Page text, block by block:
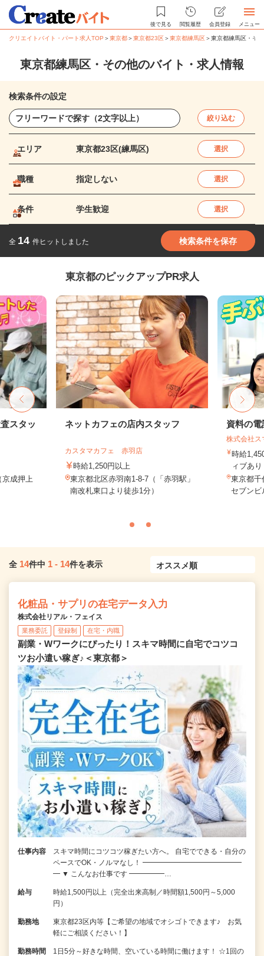
後で見る 閲覧履歴 会員登録 メニュー
クリエイトバイト・パート求人TOP ＞東京都＞東京都23区＞東京都練馬区＞東京都練馬区・そ
東京都練馬区・その他のバイト・求人情報
検索条件の設定
絞り込む
エリア 東京都23区(練馬区) 選択
職種 指定しない 選択
条件 学生歓迎 選択
全 14 件ヒットしました 検索条件を保存
東京都のピックアップPR求人
スタッ
京成押上
ネットカフェの店内スタッフ
カスタマカフェ 赤羽店
時給1,250円以上
東京都北区赤羽南1-8-7（「赤羽駅」
南改札東口より徒歩1分）
資料の
株式会社ス
時給
ィブあ
東京都
セブン
全 14件中 1 - 14件を表示
化粧品・サプリの在宅データ入力
株式会社リアル・フェイス
業務委託 登録制 在宅・内職
副業・Wワークにぴったり！スキマ時間に自宅でコツコ
ツお小遣い稼ぎ♪＜東京都＞
仕事内容
スキマ時間にコツコツ稼ぎたい方へ。 自宅でできる・自分の
ペースでOK・ノルマなし！ ━━━━━━━━━━━━━━
━ ▼ こんなお仕事です ━━━━━…
給与
時給1,500円以上（完全出来高制／時間額1,500円～5,000
円）
勤務地
東京都23区内等【ご希望の地域でオシゴトできます♪ お気
軽にご相談ください！】
勤務時間
1日5分～好きな時間、空いている時間に働けます！ ☆1回の